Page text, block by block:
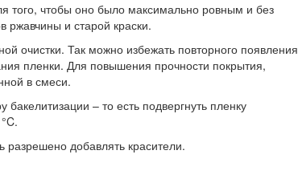
того, чтобы оно было максимально ровным и без
ржавчины и старой краски.
очистки. Так можно избежать повторного появления
пленки. Для повышения прочности покрытия,
в смеси.
– то есть подвергнуть пленку
добавлять красители.